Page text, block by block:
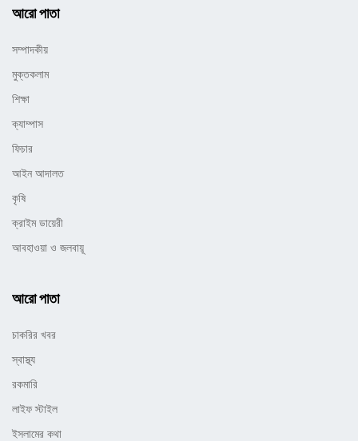
আরো পাতা
সম্পাদকীয়
মুক্তকলাম
শিক্ষা
ক্যাম্পাস
ফিচার
আইন আদালত
কৃষি
ক্রাইম ডায়েরী
আবহাওয়া ও জলবায়ূ
আরো পাতা
চাকরির খবর
স্বাস্থ্য
রকমারি
লাইফ স্টাইল
ইসলামের কথা